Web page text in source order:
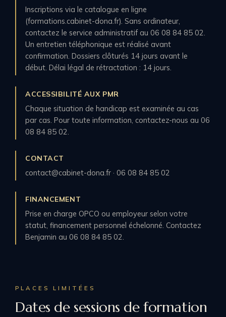
Inscriptions via le catalogue en ligne
(formations.cabinet-dona.fr). Sans ordinateur,
contactez le service administratif au 06 08 84 85 02.
Un entretien téléphonique est réalisé avant
confirmation. Dossiers clôturés 14 jours avant le
début. Délai légal de rétractation : 14 jours.
ACCESSIBILITÉ AUX PMR
Chaque situation de handicap est examinée au cas
par cas. Pour toute information, contactez-nous au 06
08 84 85 02.
CONTACT
contact@cabinet-dona.fr · 06 08 84 85 02
FINANCEMENT
Prise en charge OPCO ou employeur selon votre
statut, financement personnel échelonné. Contactez
Benjamin au 06 08 84 85 02.
PLACES LIMITÉES
Dates de sessions de formation